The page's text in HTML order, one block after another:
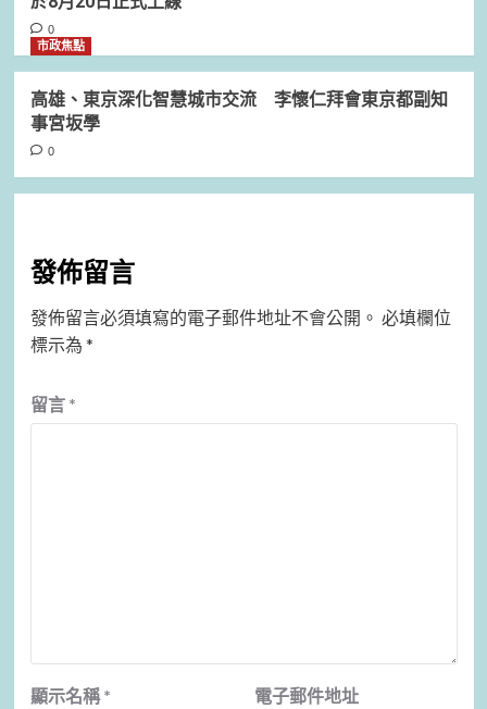
0
市政焦點
高雄、東京深化智慧城市交流 李懷仁拜會東京都副知
事宮坂學
0
發佈留言
發佈留言必須填寫的電子郵件地址不會公開。 必填欄位
標示為 *
留言 *
顯示名稱 * 電子郵件地址